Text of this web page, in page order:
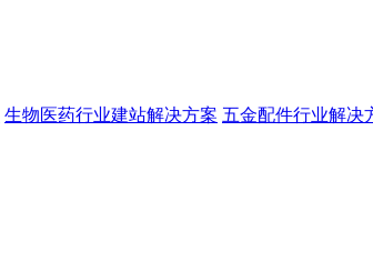
生物医药行业建站解决方案 五金配件行业解决